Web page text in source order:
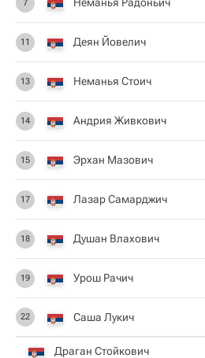
7
11 Деян Йовелич
13 Неманья Стоич
14 Андрия Живкович
15 Эрхан Мазович
17 Лазар Самарджич
18 Душан Влахович
19 Урош Рачич
22 Саша Лукич
Драган Стойкович